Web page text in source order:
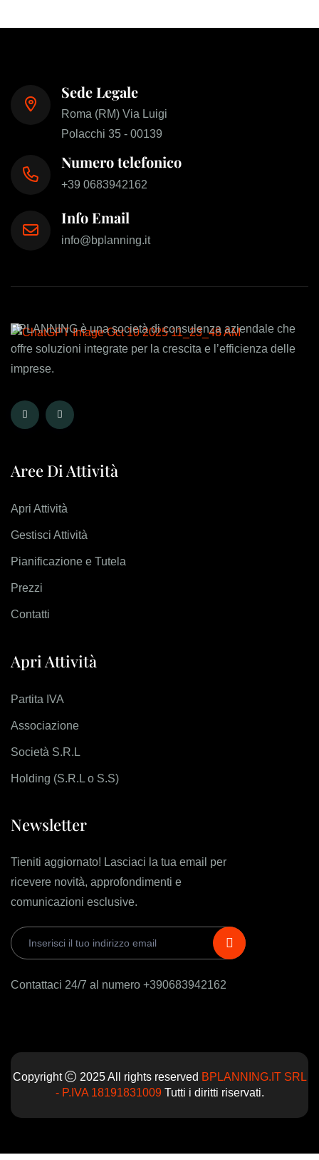
Sede Legale
Roma (RM) Via Luigi
Polacchi 35 - 00139
Numero telefonico
+39 0683942162
Info Email
info@bplanning.it
BPLANNING è una società di consulenza aziendale che
offre soluzioni integrate per la crescita e l’efficienza delle
imprese.
Aree Di Attività
Apri Attività
Gestisci Attività
Pianificazione e Tutela
Prezzi
Contatti
Apri Attività
Partita IVA
Associazione
Società S.R.L
Holding (S.R.L o S.S)
Newsletter
Tieniti aggiornato! Lasciaci la tua email per
ricevere novità, approfondimenti e
comunicazioni esclusive.
Contattaci 24/7 al numero +390683942162
Copyright 2025 All rights reserved BPLANNING.IT SRL
- P.IVA 18191831009Tutti i diritti riservati.